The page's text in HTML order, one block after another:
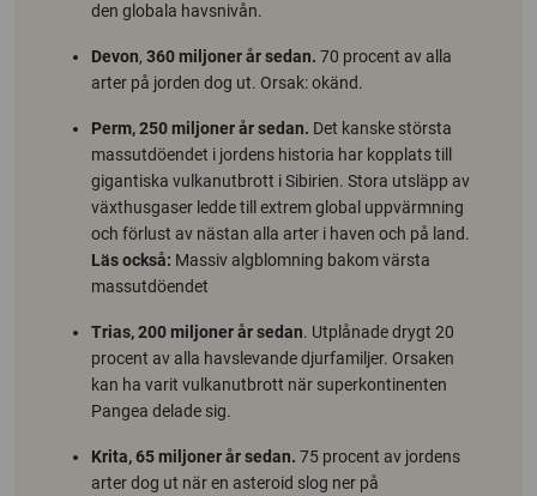
den globala havsnivån.
Devon, 360 miljoner år sedan. 70 procent av alla
arter på jorden dog ut. Orsak: okänd.
Perm, 250 miljoner år sedan. Det kanske största
massutdöendet i jordens historia har kopplats till
gigantiska vulkanutbrott i Sibirien. Stora utsläpp av
växthusgaser ledde till extrem global uppvärmning
och förlust av nästan alla arter i haven och på land.
Läs också: Massiv algblomning bakom värsta
massutdöendet
Trias, 200 miljoner år sedan. Utplånade drygt 20
procent av alla havslevande djurfamiljer. Orsaken
kan ha varit vulkanutbrott när superkontinenten
Pangea delade sig.
Krita, 65 miljoner år sedan. 75 procent av jordens
arter dog ut när en asteroid slog ner på